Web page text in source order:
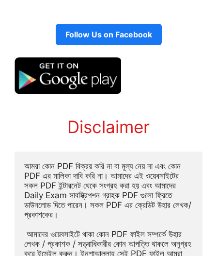
Follow Us on Facebook
Disclaimer
আমরা কোন PDF বিক্রয় করি না বা মূল্য নেয় না এবং কোন
PDF এর মালিকা দাবি করি না। আমাদের এই ওয়েবসাইটের
সকল PDF ইন্টারনেট থেকে সংগ্রহ করা হয় এবং আমাদের
Daily Exam সাবস্ক্রিপশন গ্রাহক PDF গুলো ফ্রিতে
ডাউনলোড দিতে পারেন। সকল PDF এর ক্রেডিট উহার লেখক/
প্রকাশকের।
লেখক / প্রকাশক / সত্ত্বাধিকারীর কোন আপত্তি থাকলে অনুগ্রহ
করে ইমেইল করুন। ইনশাআল্লাহ সেই PDF ফাইল আমরা